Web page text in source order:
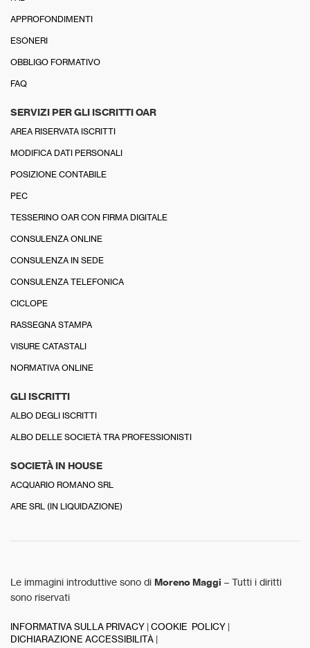
APPROFONDIMENTI
ESONERI
OBBLIGO FORMATIVO
FAQ
SERVIZI PER GLI ISCRITTI OAR
AREA RISERVATA ISCRITTI
MODIFICA DATI PERSONALI
POSIZIONE CONTABILE
PEC
TESSERINO OAR CON FIRMA DIGITALE
CONSULENZA ONLINE
CONSULENZA IN SEDE
CONSULENZA TELEFONICA
CICLOPE
RASSEGNA STAMPA
VISURE CATASTALI
NORMATIVA ONLINE
GLI ISCRITTI
ALBO DEGLI ISCRITTI
ALBO DELLE SOCIETÀ TRA PROFESSIONISTI
SOCIETÀ IN HOUSE
ACQUARIO ROMANO SRL
ARE SRL (IN LIQUIDAZIONE)
Le immagini introduttive sono di Moreno Maggi – Tutti i diritti
sono riservati
INFORMATIVA SULLA PRIVACY | COOKIE POLICY |
DICHIARAZIONE ACCESSIBILITÀ |